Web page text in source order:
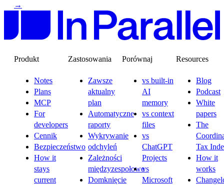
→
Produkt
Notes
Plans
MCP
For
developers
Cennik
Bezpieczeństwo
How it
stays
current
Zastosowania
Zawsze
aktualny
plan
Automatyczne
raporty
Wykrywanie
odchyleń
Zależności
międzyzespołowe
Domknięcie
Porównaj
vs built-in
AI
memory
vs context
files
vs
ChatGPT
Projects
vs
Microsoft
Resources
Blog
Podcast
White
papers
The
Tax
How it
works